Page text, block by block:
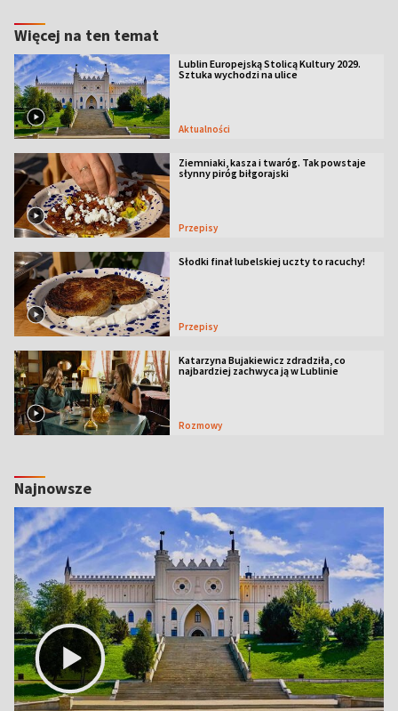
Więcej na ten temat
Lublin Europejską Stolicą Kultury 2029.
Sztuka wychodzi na ulice
Aktualności
Ziemniaki, kasza i twaróg. Tak powstaje
słynny piróg biłgorajski
Przepisy
Słodki finał lubelskiej uczty to racuchy!
Przepisy
Katarzyna Bujakiewicz zdradziła, co
najbardziej zachwyca ją w Lublinie
Rozmowy
Najnowsze